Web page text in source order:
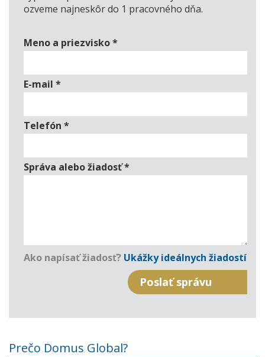
ozveme najneskôr do 1 pracovného dňa.
Meno a priezvisko*
E-mail *
Telefón *
Správa alebo žiadosť*
Ako napísať žiadosť? Ukážky ideálnych žiadostí
Prečo Domus Global?